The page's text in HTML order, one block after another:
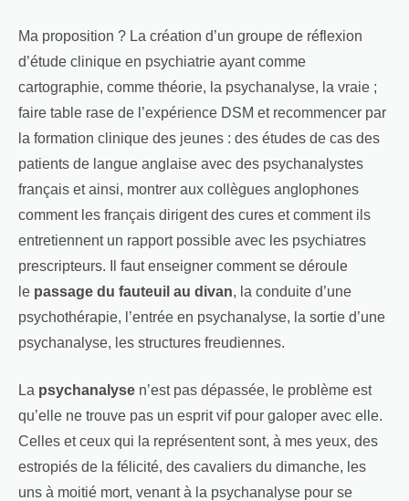
Ma proposition ? La création d’un groupe de réflexion
d’étude clinique en psychiatrie ayant comme
cartographie, comme théorie, la psychanalyse, la vraie ;
faire table rase de l’expérience DSM et recommencer par
la formation clinique des jeunes : des études de cas des
patients de langue anglaise avec des psychanalystes
français et ainsi, montrer aux collègues anglophones
comment les français dirigent des cures et comment ils
entretiennent un rapport possible avec les psychiatres
prescripteurs. Il faut enseigner comment se déroule
le passage du fauteuil au divan, la conduite d’une
psychothérapie, l’entrée en psychanalyse, la sortie d’une
psychanalyse, les structures freudiennes.
La psychanalyse n’est pas dépassée, le problème est
qu’elle ne trouve pas un esprit vif pour galoper avec elle.
Celles et ceux qui la représentent sont, à mes yeux, des
estropiés de la félicité, des cavaliers du dimanche, les
uns à moitié mort, venant à la psychanalyse pour se